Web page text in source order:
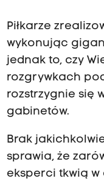
Piłkarze
wykonując
jednak to, czy
rozgrywkach pod
rozstrzygnie się
gabinetów.
Brak
sprawia, że
eksperci tkwią w